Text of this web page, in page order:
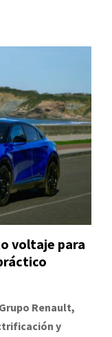
voltaje para
Renault,
y